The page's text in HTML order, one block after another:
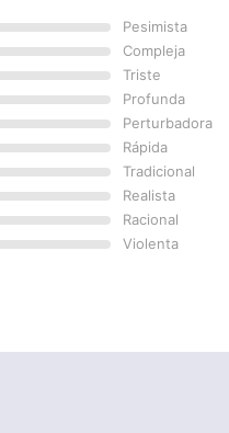
Pesimista
Compleja
Triste
Profunda
Perturbadora
Rápida
Tradicional
Realista
Racional
Violenta